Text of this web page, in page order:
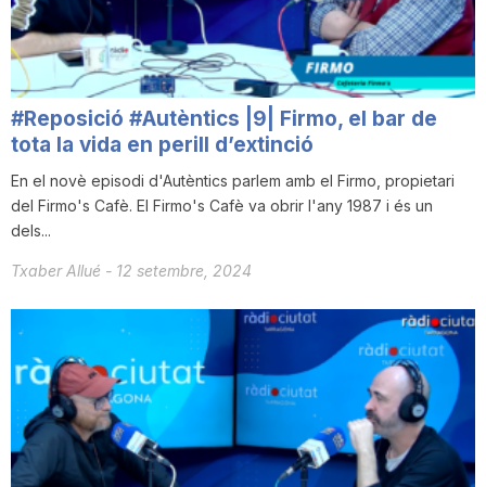
o
n
a
#Reposició #Autèntics |9| Firmo, el bar de
tota la vida en perill d’extinció
En el novè episodi d'Autèntics parlem amb el Firmo, propietari
del Firmo's Cafè. El Firmo's Cafè va obrir l'any 1987 i és un
dels...
Txaber Allué - 12 setembre, 2024